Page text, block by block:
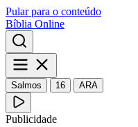
Pular para o conteúdo
Bíblia Online
Salmos 16 ARA
Publicidade